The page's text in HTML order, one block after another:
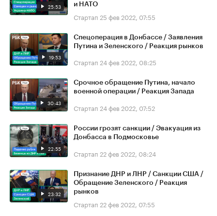
25:53
и НАТО
Стартап 25 фев 2022, 07:55
19:53
Спецоперация в Донбассе / Заявления
Путина и Зеленского / Реакция рынков
Стартап 24 фев 2022, 08:25
30:43
Срочное обращение Путина, начало
военной операции / Реакция Запада
Стартап 24 фев 2022, 07:52
22:55
России грозят санкции / Эвакуация из
Донбасса в Подмосковье
Стартап 22 фев 2022, 08:24
23:32
Признание ДНР и ЛНР / Санкции США /
Обращение Зеленского / Реакция
рынков
Стартап 22 фев 2022, 07:55